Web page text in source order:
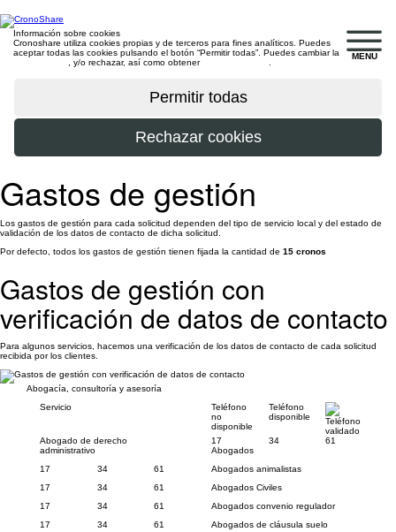
MENU
Información sobre cookies
Cronoshare utiliza cookies propias y de terceros para fines analíticos. Puedes
aceptar todas las cookies pulsando el botón “Permitir todas”. Puedes cambiar la
, y/o rechazar, así como obtener
Gastos de gestión
Los gastos de gestión para cada solicitud dependen del tipo de servicio local y del estado de
validación de los datos de contacto de dicha solicitud.
Por defecto, todos los gastos de gestión tienen fijada la cantidad de 15 cronos
Gastos de gestión con
verificación de datos de contacto
Para algunos servicios, hacemos una verificación de los datos de contacto de cada solicitud
recibida por los clientes.
Abogacía, consultoría y asesoría
Servicio
Teléfono
no
disponible
Teléfono
disponible
Teléfono
validado
Abogado de derecho
administrativo
17 34
61
Abogados
17
34 61
Abogados animalistas
17
34 61
Abogados Civiles
17
34 61
Abogados convenio regulador
17
34 61
Abogados de cláusula suelo